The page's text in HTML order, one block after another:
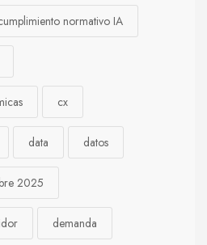
normativo IA
cx
data datos
2025
demanda